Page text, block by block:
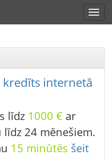
internetā
līdz 1000 €ar
24 mēnešiem.
15 minūtēs šeit